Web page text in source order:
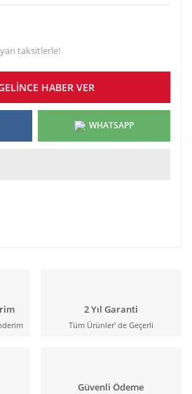
taksitlerle!
HABER VER
WHATSAPP
2 Yıl Garanti
Tüm Ürünler' de Geçerli
Güvenli Ödeme